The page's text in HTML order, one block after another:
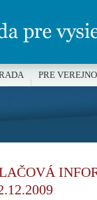
PRE